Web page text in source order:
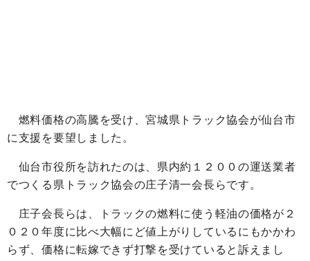
燃料価格の高騰を受け、宮城県トラック協会が仙台市
に支援を要望しました。
仙台市役所を訪れたのは、県内約１２００の運送業者
でつくる県トラック協会の庄子清一会長らです。
庄子会長らは、トラックの燃料に使う軽油の価格が２
０２０年度に比べ大幅にど値上がりしているにもかかわ
らず、価格に転嫁できず打撃を受けていると訴えまし